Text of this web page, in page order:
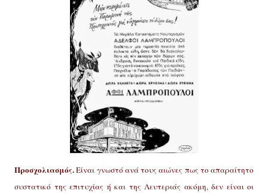
Προσχολιασμός.Είναι γνωστό ανά τους αιώνες πως το απαραίτητο
συστατικό της επιτυχίας ή και της Λευτεριάς ακόμη, δεν είναι οι